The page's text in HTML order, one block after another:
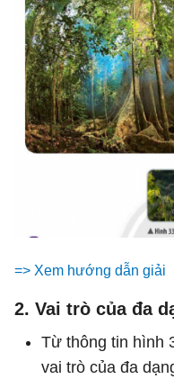
=> Xem hướng dẫn giải
2. Vai trò của đa
Từ thông tin hình
vai trò của đa